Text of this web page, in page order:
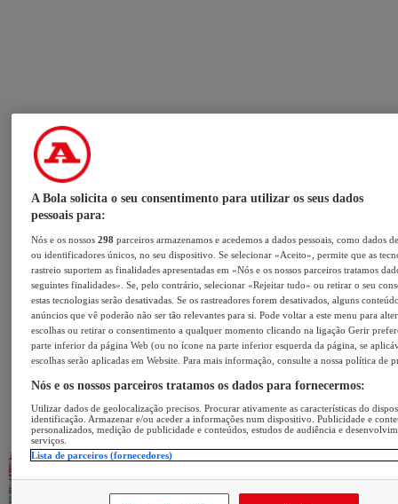
A Bola solicita o seu consentimento para utilizar os seus dados
pessoais para:
Nós e os nossos298 parceiros armazenamos e acedemos a dados pessoais, como dados
ou identificadores únicos, no seu dispositivo. Se selecionar «Aceito», permite que as
rastreio suportem as finalidades apresentadas em «Nós e os nossos parceiros tratamos
seguintes finalidades». Se, pelo contrário, selecionar «Rejeitar tudo» ou retirar o seu
estas tecnologias serão desativadas. Se os rastreadores forem desativados, alguns
anúncios que vê poderão não ser tão relevantes para si. Pode voltar a este menu para
escolhas ou retirar o consentimento a qualquer momento clicando na ligação Gerir
parte inferior da página Web (ou no ícone na parte inferior esquerda da página, se
escolhas serão aplicadas em Website. Para mais informação, consulte a nossa política de
Nós e os nossos parceiros tratamos os dados para fornecermos:
Utilizar dados de geolocalização precisos. Procurar ativamente as características do
identificação. Armazenar e/ou aceder a informações num dispositivo. Publicidade e
personalizados, medição de publicidade e conteúdos, estudos de audiência e
serviços.
Lista de parceiros (fornecedores)